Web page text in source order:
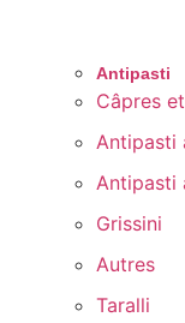
Antipasti
Câpres
Antipasti
Antipasti
Grissini
Autres
Taralli